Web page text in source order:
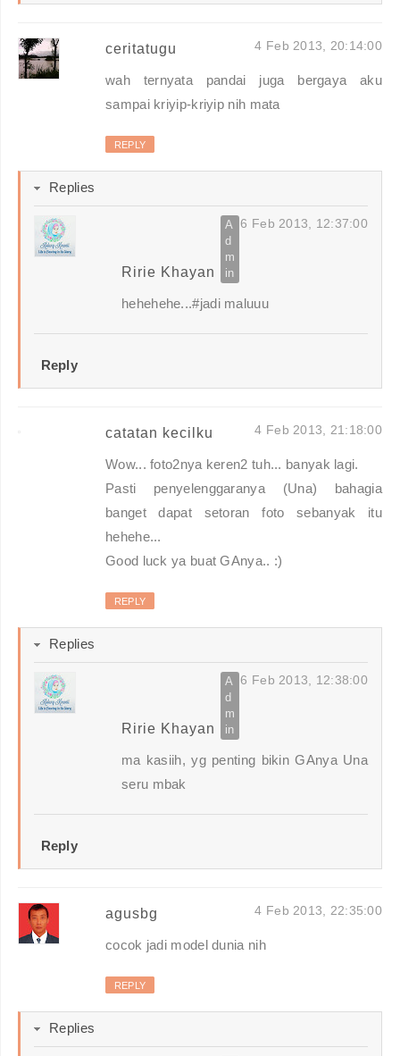
ceritatugu 4 Feb 2013, 20:14:00
wah ternyata pandai juga bergaya aku
sampai kriyip-kriyip nih mata
REPLY
Replies
Ririe Khayan
6 Feb 2013, 12:37:00
hehehehe...#jadi maluuu
Reply
catatan kecilku 4 Feb 2013, 21:18:00
Wow... foto2nya keren2 tuh... banyak lagi.
Pasti penyelenggaranya (Una) bahagia
banget dapat setoran foto sebanyak itu
hehehe...
Good luck ya buat GAnya.. :)
REPLY
Replies
Ririe Khayan
6 Feb 2013, 12:38:00
ma kasiih, yg penting bikin GAnya Una
seru mbak
Reply
agusbg 4 Feb 2013, 22:35:00
cocok jadi model dunia nih
REPLY
Replies